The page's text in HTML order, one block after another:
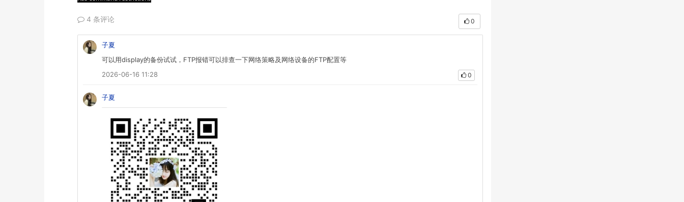
4 条评论 0
子夏
可以用display的备份试试，FTP报错可以排查一下网络策略及网络设备的FTP配置等
2026-06-16 11:28
0
子夏